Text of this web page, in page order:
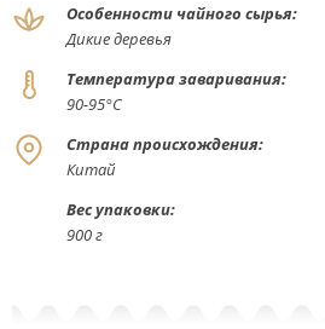
Особенности чайного сырья:
Дикие деревья
Температура заваривания:
90-95°С
Страна происхождения:
Китай
Вес упаковки:
900 г